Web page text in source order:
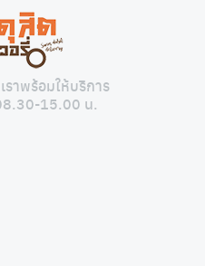
Search
ราพร้อมให้บริการ
15.00 น.